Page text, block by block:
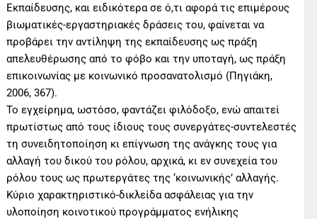
Εκπαίδευσης, και ειδικότερα σε ό,τι αφορά τις επιμέρους
βιωματικές-εργαστηριακές δράσεις του, φαίνεται να
προβάρει την αντίληψη της εκπαίδευσης ως πράξη
απελευθέρωσης από το φόβο και την υποταγή, ως πράξη
επικοινωνίας με κοινωνικό προσανατολισμό (Πηγιάκη,
2006, 367).
Το εγχείρημα, ωστόσο, φαντάζει φιλόδοξο, ενώ απαιτεί
πρωτίστως από τους ίδιους τους συνεργάτες-συντελεστές
τη συνειδητοποίηση κι επίγνωση της ανάγκης τους για
αλλαγή του δικού του ρόλου, αρχικά, κι εν συνεχεία του
ρόλου τους ως πρωτεργάτες της ‘κοινωνικής’ αλλαγής.
Κύριο χαρακτηριστικό-δικλείδα ασφάλειας για την
υλοποίηση κοινοτικού προγράμματος ενήλικης